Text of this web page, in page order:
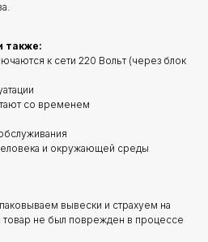
также:
к сети 220 Вольт (через блок
со временем
и окружающей среды
вывески и страхуем на
не был поврежден в процессе